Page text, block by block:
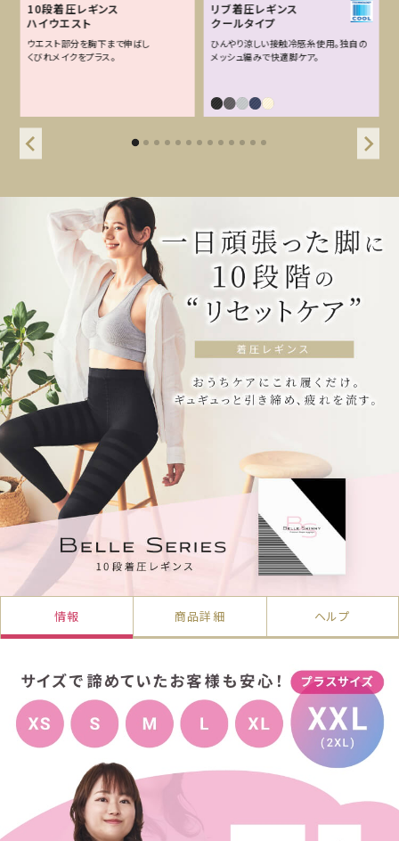
10段着圧レギンス
ハイウエスト
ウエスト部分を胸下まで伸ばし
くびれメイクをプラス。
リブ着圧レギンス
クールタイプ
ひんやり涼しい接触冷感糸使用。独自の
メッシュ編みで快適脚ケア。
情報 商品詳細 ヘルプ